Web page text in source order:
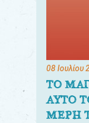
08 Ιουλίου
ΤΟ
ΑΥΤΟ
ΜΕΡΗ